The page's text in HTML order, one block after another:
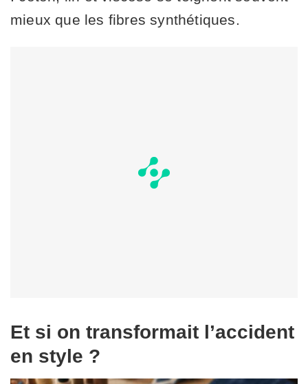
mieux que les fibres synthétiques.
Et si on transformait l’accident
en style ?